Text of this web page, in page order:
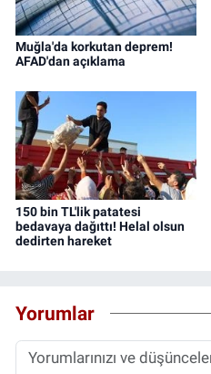
Muğla'da korkutan deprem!
AFAD'dan açıklama
150 bin TL'lik patatesi
bedavaya dağıttı! Helal olsun
dedirten hareket
Yorumlar